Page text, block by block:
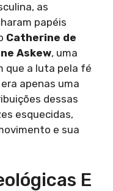
as
papéis
Catherine de
Askew, uma
que a luta pela fé
apenas uma
dessas
esquecidas,
e sua
E